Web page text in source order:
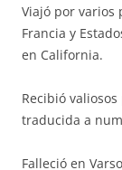
Viajó por varios
Francia y
en California.
Recibió
traducida a
Falleció en